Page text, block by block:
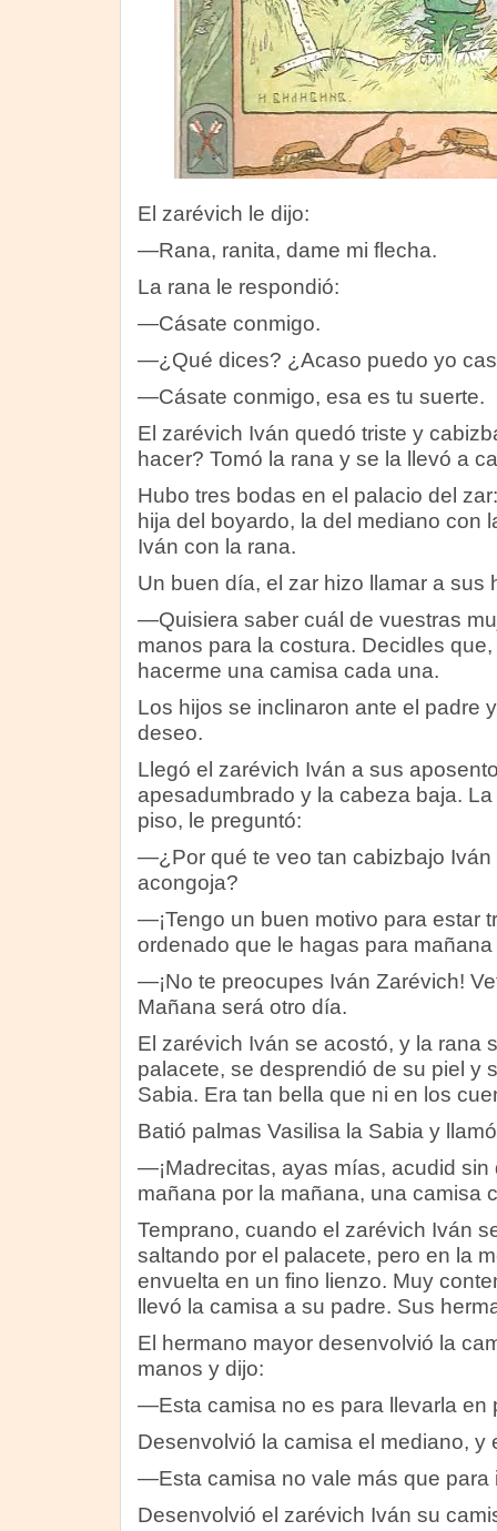
El zarévich le dijo:
—Rana, ranita, dame mi flecha.
La rana le respondió:
—Cásate conmigo.
—¿Qué dices? ¿Acaso puedo yo
—Cásate conmigo, esa es tu suerte.
El zarévich Iván quedó triste y
hacer? Tomó la rana y se la llevó a
Hubo tres bodas en el palacio del
hija del boyardo, la del mediano con
Iván con la rana.
Un buen día, el zar hizo llamar a sus
—Quisiera saber cuál de vuestras
manos para la costura. Decidles
hacerme una camisa cada una.
Los hijos se inclinaron ante el padre
deseo.
Llegó el zarévich Iván a sus
apesadumbrado y la cabeza baja.
piso, le preguntó:
—¿Por qué te veo tan cabizbajo
acongoja?
—¡Tengo un buen motivo para estar
ordenado que le hagas para
—¡No te preocupes Iván Zarévich!
Mañana será otro día.
El zarévich Iván se acostó, y la rana
palacete, se desprendió de su piel y
Sabia. Era tan bella que ni en los
Batió palmas Vasilisa la Sabia y
—¡Madrecitas, ayas mías, acudid sin
mañana por la mañana, una camisa
Temprano, cuando el zarévich Iván
saltando por el palacete, pero en la
envuelta en un fino lienzo. Muy
llevó la camisa a su padre. Sus
El hermano mayor desenvolvió la
manos y dijo:
—Esta camisa no es para llevarla en
Desenvolvió la camisa el mediano, y
—Esta camisa no vale más que para
Desenvolvió el zarévich Iván su